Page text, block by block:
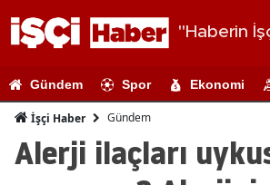
"Haberin
Gündem Spor Ekonomi
İşçi Haber Gündem
Alerji ilaçları